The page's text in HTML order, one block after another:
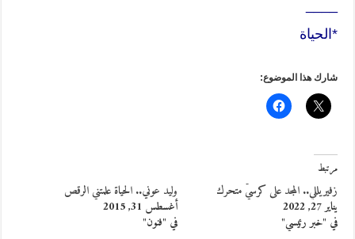
*الحياة
شارك هذا الموضوع:
مرتبط
زفيريللي.. المجد على كرسيّ متحرك
يناير 27, 2022
في "خبر رئيسي"
وليد عوني.. الحياة علمتني الرقص
أغسطس 31, 2015
في "فنون"